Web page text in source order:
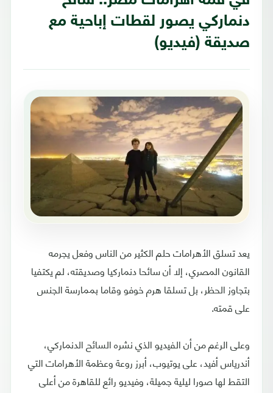
دنماركي يصور لقطات إباحية مع
صديقة (فيديو)
يعد تسلق الأهرامات حلم الكثير من الناس وفعل يجرمه
القانون المصري، إلا أن سائحا دنماركيا ‏وصديقته، لم يكتفيا
بتجاوز الحظر، بل تسلقا هرم خوفو وقاما بممارسة الجنس
على قمته‏.
وعلى الرغم من أن الفيديو الذي نشره السائح الدنماركي،
أندرياس أفيد، على يوتيوب، أبرز روعة وعظمة الأهرامات التي
التقط لها صورا ليلية جميلة، وفيديو رائع للقاهرة من أعلى